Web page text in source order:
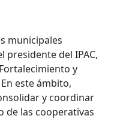
municipales
del IPAC,
y
este ámbito,
y coordinar
de las cooperativas